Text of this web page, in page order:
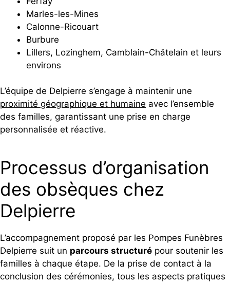
Marles-les-Mines
Calonne-Ricouart
Burbure
Lillers, Lozinghem, Camblain-Châtelain et leurs
environs
L’équipe de Delpierre s’engage à maintenir une
proximité géographique et humaine avec l’ensemble
des familles, garantissant une prise en charge
personnalisée et réactive.
Processus d’organisation
des obsèques chez
Delpierre
L’accompagnement proposé par les Pompes Funèbres
Delpierre suit un parcours structuré pour soutenir les
familles à chaque étape. De la prise de contact à la
conclusion des cérémonies, tous les aspects pratiques